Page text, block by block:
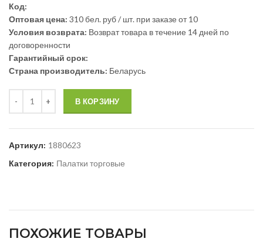
Код:
Оптовая цена: 310 бел. руб / шт. при заказе от 10
Условия возврата: Возврат товара в течение 14 дней по
договоренности
Гарантийный срок:
Страна производитель: Беларусь
В КОРЗИНУ
Артикул: 1880623
Категория: Палатки торговые
ПОХОЖИЕ ТОВАРЫ